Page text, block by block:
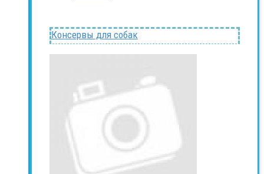
Консервы для собак